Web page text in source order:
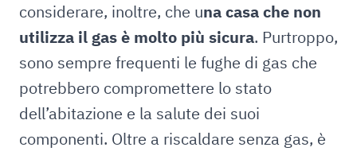
considerare, inoltre, che una casa che non
utilizza il gas è molto più sicura. Purtroppo,
sono sempre frequenti le fughe di gas che
potrebbero compromettere lo stato
dell’abitazione e la salute dei suoi
componenti. Oltre a riscaldare senza gas, è